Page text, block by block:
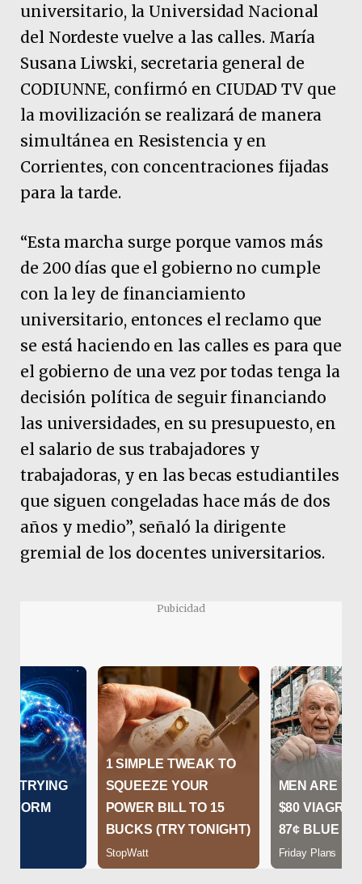
universitario, la Universidad Nacional
del Nordeste vuelve a las calles. María
Susana Liwski, secretaria general de
CODIUNNE, confirmó en CIUDAD TV que
la movilización se realizará de manera
simultánea en Resistencia y en
Corrientes, con concentraciones fijadas
para la tarde.
“Esta marcha surge porque vamos más
de 200 días que el gobierno no cumple
con la ley de financiamiento
universitario, entonces el reclamo que
se está haciendo en las calles es para que
el gobierno de una vez por todas tenga la
decisión política de seguir financiando
las universidades, en su presupuesto, en
el salario de sus trabajadores y
trabajadoras, y en las becas estudiantiles
que siguen congeladas hace más de dos
años y medio”, señaló la dirigente
gremial de los docentes universitarios.
Pubicidad